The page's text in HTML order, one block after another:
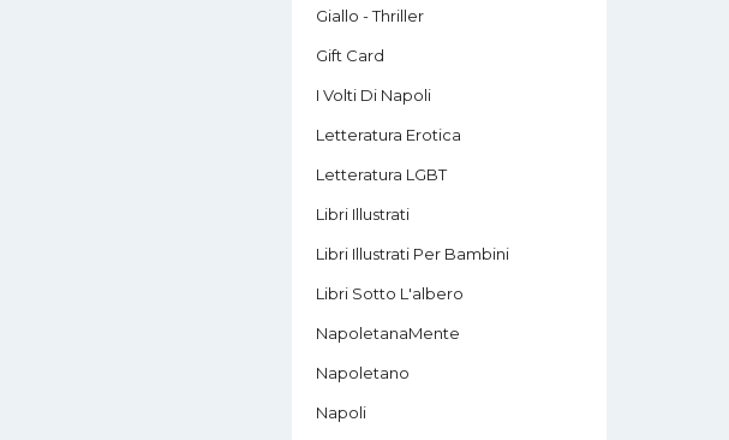
Giallo - Thriller
Gift Card
I Volti Di Napoli
Letteratura Erotica
Letteratura LGBT
Libri Illustrati
Libri Illustrati Per Bambini
Libri Sotto L'albero
NapoletanaMente
Napoletano
Napoli